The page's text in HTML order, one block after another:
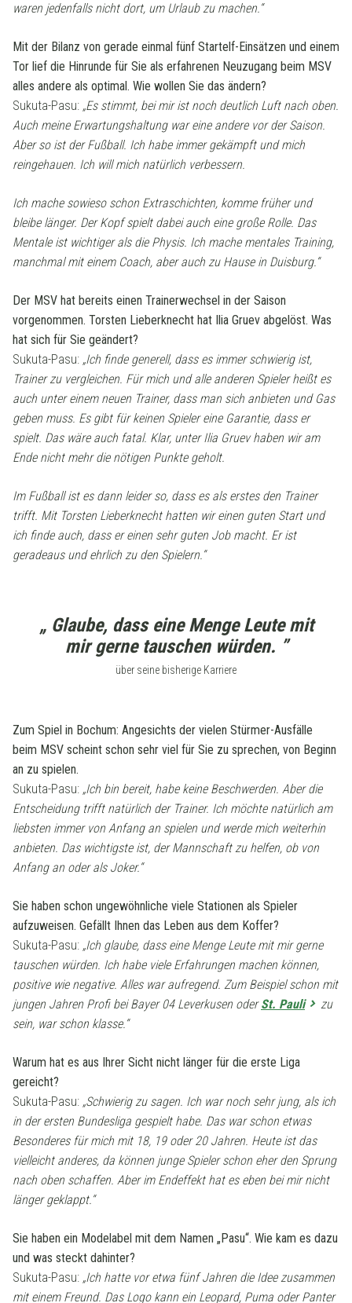
waren jedenfalls nicht dort, um Urlaub zu machen.“
Mit der Bilanz von gerade einmal fünf Startelf-Einsätzen und einem
Tor lief die Hinrunde für Sie als erfahrenen Neuzugang beim MSV
alles andere als optimal. Wie wollen Sie das ändern?
Sukuta-Pasu: „Es stimmt, bei mir ist noch deutlich Luft nach oben.
Auch meine Erwartungshaltung war eine andere vor der Saison.
Aber so ist der Fußball. Ich habe immer gekämpft und mich
reingehauen. Ich will mich natürlich verbessern.
Ich mache sowieso schon Extraschichten, komme früher und
bleibe länger. Der Kopf spielt dabei auch eine große Rolle. Das
Mentale ist wichtiger als die Physis. Ich mache mentales Training,
manchmal mit einem Coach, aber auch zu Hause in Duisburg.“
Der MSV hat bereits einen Trainerwechsel in der Saison
vorgenommen. Torsten Lieberknecht hat Ilia Gruev abgelöst. Was
hat sich für Sie geändert?
Sukuta-Pasu: „Ich finde generell, dass es immer schwierig ist,
Trainer zu vergleichen. Für mich und alle anderen Spieler heißt es
auch unter einem neuen Trainer, dass man sich anbieten und Gas
geben muss. Es gibt für keinen Spieler eine Garantie, dass er
spielt. Das wäre auch fatal. Klar, unter Ilia Gruev haben wir am
Ende nicht mehr die nötigen Punkte geholt.
Im Fußball ist es dann leider so, dass es als erstes den Trainer
trifft. Mit Torsten Lieberknecht hatten wir einen guten Start und
ich finde auch, dass er einen sehr guten Job macht. Er ist
geradeaus und ehrlich zu den Spielern.“
„ Glaube, dass eine Menge Leute mit
mir gerne tauschen würden. ”
über seine bisherige Karriere
Zum Spiel in Bochum: Angesichts der vielen Stürmer-Ausfälle
beim MSV scheint schon sehr viel für Sie zu sprechen, von Beginn
an zu spielen.
Sukuta-Pasu: „Ich bin bereit, habe keine Beschwerden. Aber die
Entscheidung trifft natürlich der Trainer. Ich möchte natürlich am
liebsten immer von Anfang an spielen und werde mich weiterhin
anbieten. Das wichtigste ist, der Mannschaft zu helfen, ob von
Anfang an oder als Joker.“
Sie haben schon ungewöhnliche viele Stationen als Spieler
aufzuweisen. Gefällt Ihnen das Leben aus dem Koffer?
Sukuta-Pasu: „Ich glaube, dass eine Menge Leute mit mir gerne
tauschen würden. Ich habe viele Erfahrungen machen können,
positive wie negative. Alles war aufregend. Zum Beispiel schon mit
jungen Jahren Profi bei Bayer 04 Leverkusen oderSt. Pauli
zu
sein, war schon klasse.“
Warum hat es aus Ihrer Sicht nicht länger für die erste Liga
gereicht?
Sukuta-Pasu: „Schwierig zu sagen. Ich war noch sehr jung, als ich
in der ersten Bundesliga gespielt habe. Das war schon etwas
Besonderes für mich mit 18, 19 oder 20 Jahren. Heute ist das
vielleicht anderes, da können junge Spieler schon eher den Sprung
nach oben schaffen. Aber im Endeffekt hat es eben bei mir nicht
länger geklappt.“
Sie haben ein Modelabel mit dem Namen „Pasu“. Wie kam es dazu
und was steckt dahinter?
Sukuta-Pasu: „Ich hatte vor etwa fünf Jahren die Idee zusammen
mit einem Freund. Das Logo kann ein Leopard, Puma oder Panter